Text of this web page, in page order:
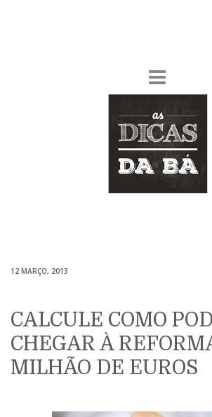
12 MARÇO, 2013
CALCULE COMO
CHEGAR À
MILHÃO DE EUROS